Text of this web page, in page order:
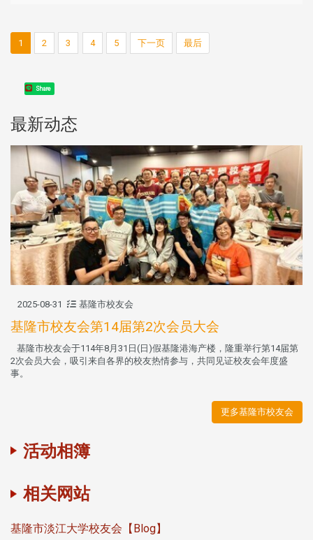
1 2 3 4 5 下一页 最后
Share
最新动态
2025-08-31 基隆市校友会
基隆市校友会第14届第2次会员大会
基隆市校友会于114年8月31日(日)假基隆港海产楼，隆重举行第14届第
2次会员大会，吸引来自各界的校友热情参与，共同见证校友会年度盛
事。
更多基隆市校友会
活动相簿
相关网站
基隆市淡江大学校友会【Blog】